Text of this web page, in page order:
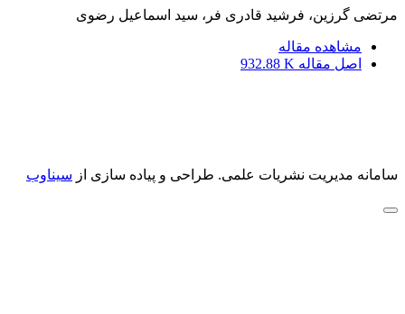
مرتضی گرزین، فرشید قادری فر، سید اسماعیل رضوی
مشاهده مقاله
اصل مقاله 932.88 K
سامانه مدیریت نشریات علمی. طراحی و پیاده سازی از سیناوب